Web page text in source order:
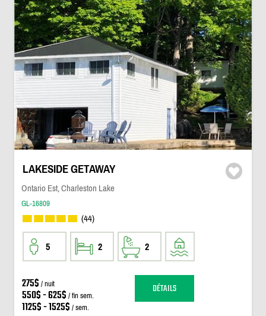
LAKESIDE GETAWAY
Ontario Est, Charleston Lake
GL-16809
(44)
5 2 2
275$ / nuit
550$ - 625$ / fin sem.
1125$ - 1525$ / sem.
DÉTAILS